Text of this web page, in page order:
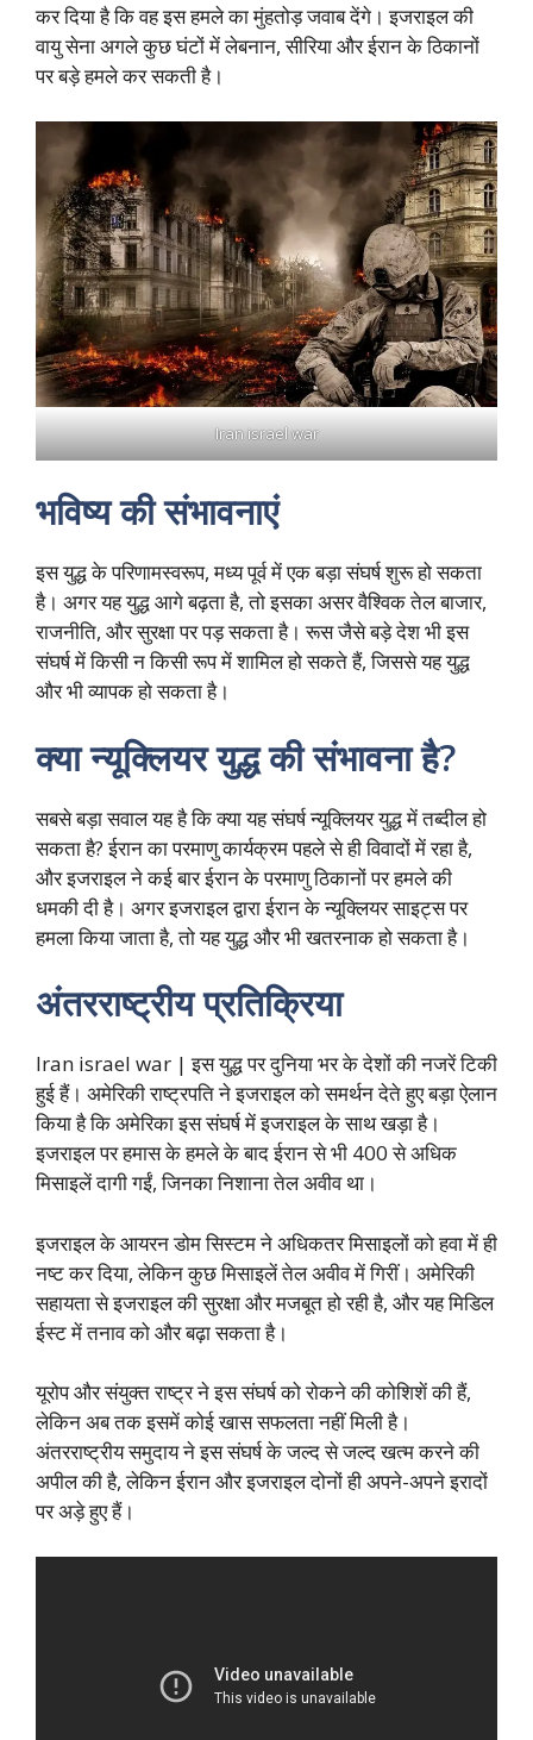
कर दिया है कि वह इस हमले का मुंहतोड़ जवाब देंगे। इजराइल की
वायु सेना अगले कुछ घंटों में लेबनान, सीरिया और ईरान के ठिकानों
पर बड़े हमले कर सकती है।
Iran israel war
भविष्य की संभावनाएं
इस युद्ध के परिणामस्वरूप, मध्य पूर्व में एक बड़ा संघर्ष शुरू हो सकता
है। अगर यह युद्ध आगे बढ़ता है, तो इसका असर वैश्विक तेल बाजार,
राजनीति, और सुरक्षा पर पड़ सकता है। रूस जैसे बड़े देश भी इस
संघर्ष में किसी न किसी रूप में शामिल हो सकते हैं, जिससे यह युद्ध
और भी व्यापक हो सकता है।
क्या न्यूक्लियर युद्ध की संभावना है?
सबसे बड़ा सवाल यह है कि क्या यह संघर्ष न्यूक्लियर युद्ध में तब्दील हो
सकता है? ईरान का परमाणु कार्यक्रम पहले से ही विवादों में रहा है,
और इजराइल ने कई बार ईरान के परमाणु ठिकानों पर हमले की
धमकी दी है। अगर इजराइल द्वारा ईरान के न्यूक्लियर साइट्स पर
हमला किया जाता है, तो यह युद्ध और भी खतरनाक हो सकता है।
अंतरराष्ट्रीय प्रतिक्रिया
Iran israel war | इस युद्ध पर दुनिया भर के देशों की नजरें टिकी
हुई हैं। अमेरिकी राष्ट्रपति ने इजराइल को समर्थन देते हुए बड़ा ऐलान
किया है कि अमेरिका इस संघर्ष में इजराइल के साथ खड़ा है।
इजराइल पर हमास के हमले के बाद ईरान से भी 400 से अधिक
मिसाइलें दागी गईं, जिनका निशाना तेल अवीव था।
इजराइल के आयरन डोम सिस्टम ने अधिकतर मिसाइलों को हवा में ही
नष्ट कर दिया, लेकिन कुछ मिसाइलें तेल अवीव में गिरीं। अमेरिकी
सहायता से इजराइल की सुरक्षा और मजबूत हो रही है, और यह मिडिल
ईस्ट में तनाव को और बढ़ा सकता है।
यूरोप और संयुक्त राष्ट्र ने इस संघर्ष को रोकने की कोशिशें की हैं,
लेकिन अब तक इसमें कोई खास सफलता नहीं मिली है।
अंतरराष्ट्रीय समुदाय ने इस संघर्ष के जल्द से जल्द खत्म करने की
अपील की है, लेकिन ईरान और इजराइल दोनों ही अपने-अपने इरादों
पर अड़े हुए हैं।